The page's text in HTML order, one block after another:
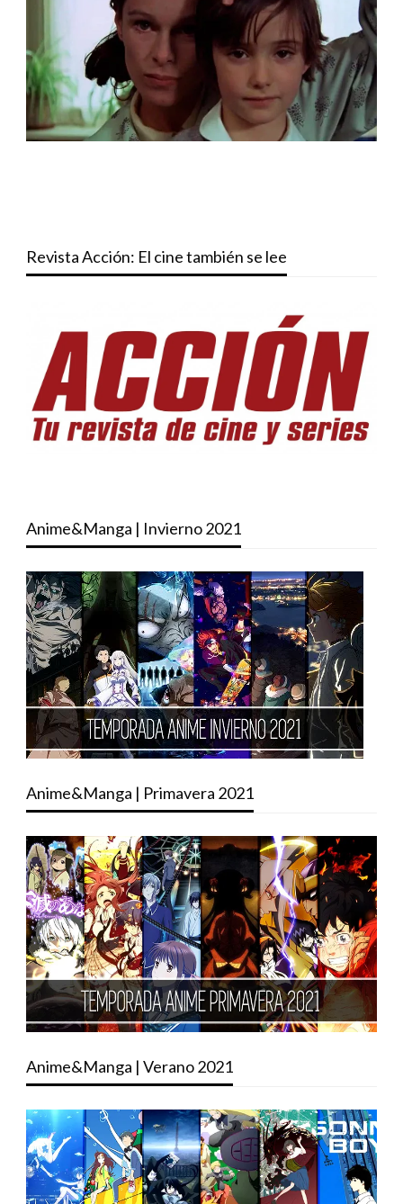
Revista Acción: El cine también se lee
Anime&Manga | Invierno 2021
Anime&Manga | Primavera 2021
Anime&Manga | Verano 2021